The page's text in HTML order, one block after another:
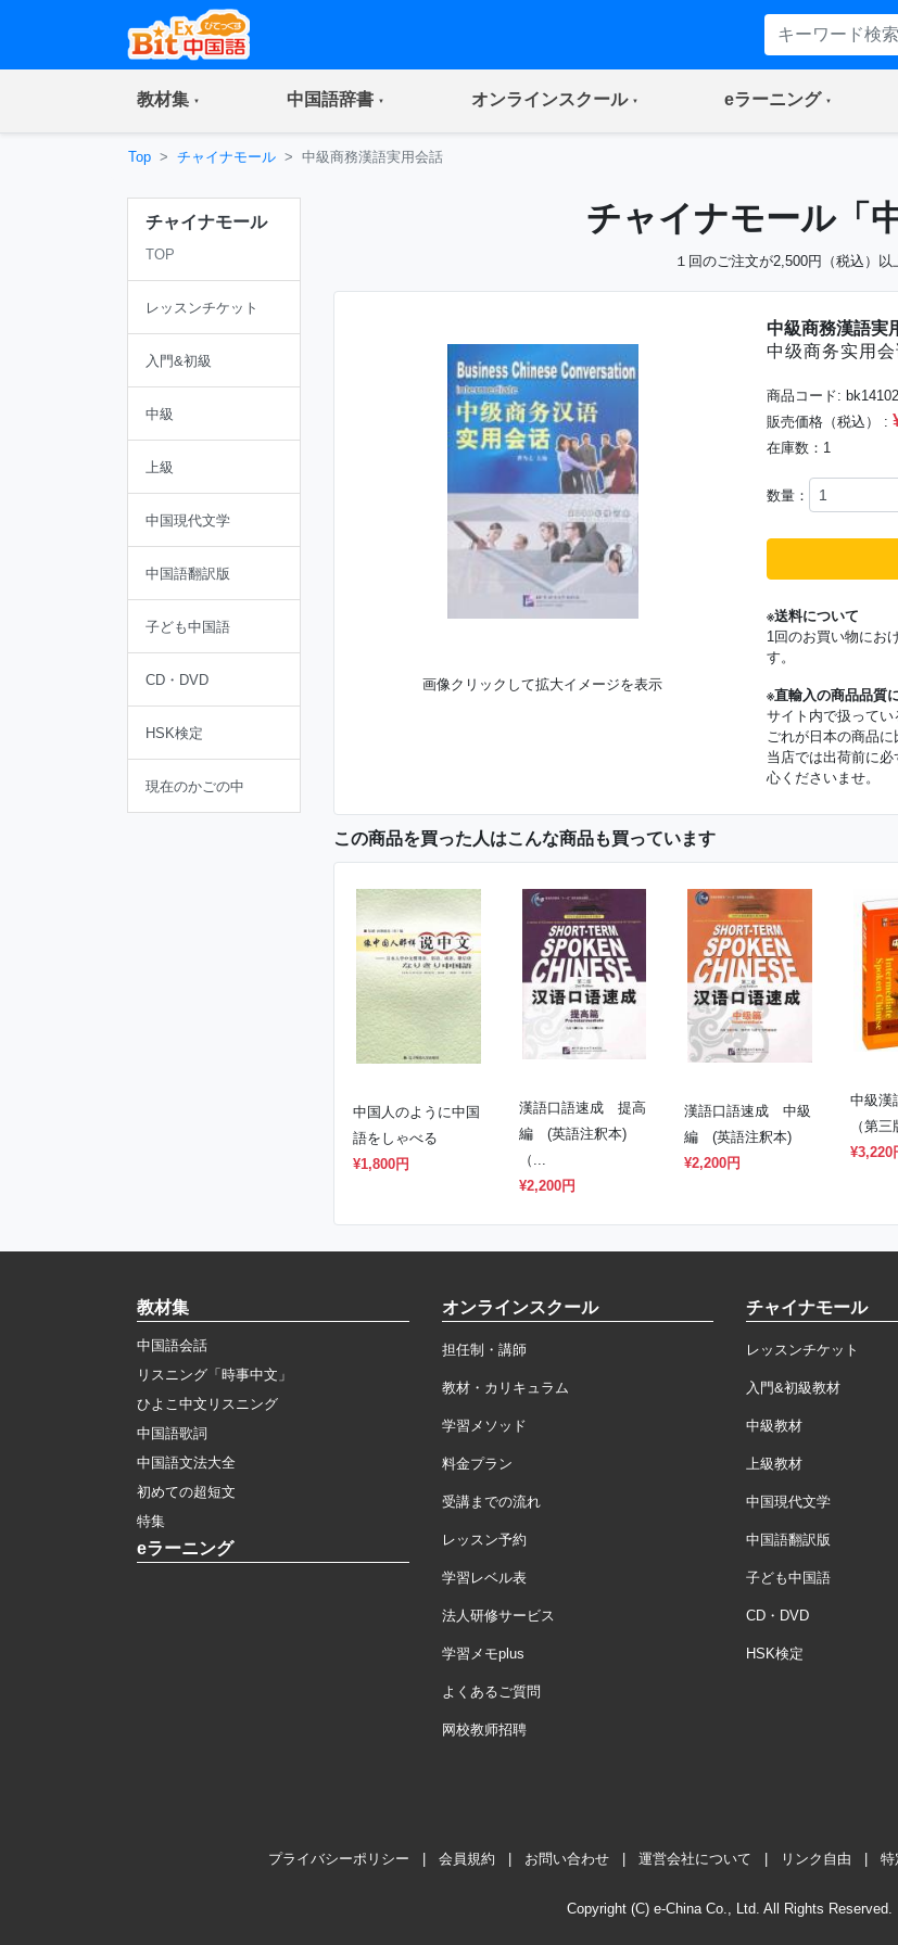
教材集(current) 中国語辞書(current) オンラインスクール(current) eラーニング(current)
Top チャイナモール 中級商務漢語実用会話
チャイナモール
TOP
レッスンチケット
入門&初級
中級
上級
中国現代文学
中国語翻訳版
子ども中国語
CD・DVD
HSK検定
現在のかごの中
チャイナモール「
１回のご注文が2,500円（税込）以
画像クリックして拡大イメージを表示
中級商務漢語実
中级商务实用会
商品コード:
販売価格（税込） :
在庫数：1
数量：
※送料について
1回のお買い物にお
す。
※直輸入の商品品質
サイト内で扱って
ごれが日本の商品に
当店では出荷前に
心くださいませ。
この商品を買った人はこんな商品も買っています
中国人のように中国
語をしゃべる
¥1,800円
漢語口語速成 提高
編 (英語注釈本)
（...
¥2,200円
漢語口語速成 中級
編 (英語注釈本)
¥2,200円
中級
（第三
¥3,220
教材集
中国語会話
リスニング「時事中文」
ひよこ中文リスニング
中国語歌詞
中国語文法大全
初めての超短文
特集
eラーニング
オンラインスクール
担任制・講師
教材・カリキュラム
学習メソッド
料金プラン
受講までの流れ
レッスン予約
学習レベル表
法人研修サービス
学習メモplus
よくあるご質問
网校教师招聘
チャイナモール
レッスンチケット
入門&初級教材
中級教材
上級教材
中国現代文学
中国語翻訳版
子ども中国語
CD・DVD
HSK検定
プライバシーポリシー 会員規約 お問い合わせ 運営会社について リンク自由 特
Copyright (C) e-China Co., Ltd. All Rights Reserved.